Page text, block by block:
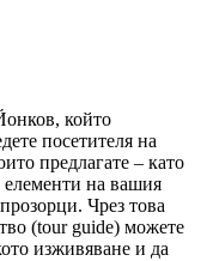
който
посетителя на
предлагате – като
елементи на вашия
Чрез това
(tour guide) можете
изживяване и да